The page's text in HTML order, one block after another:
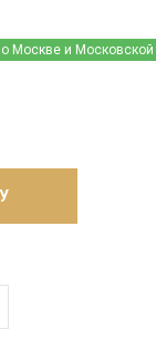
Москве и Московской